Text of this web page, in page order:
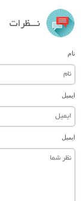
نـــظرات
نام
ایمیل
ایمیل